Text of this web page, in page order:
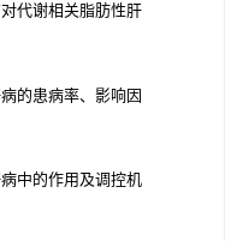
代谢相关脂肪性肝
的患病率、影响因
中的作用及调控机